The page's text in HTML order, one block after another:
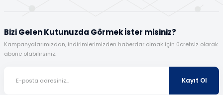
Bizi Gelen Kutunuzda Görmek İster misiniz?
Kampanyalarımızdan, indirimlerimizden haberdar olmak için ücretsiz olarak
abone olabilirsiniz.
Kayıt Ol